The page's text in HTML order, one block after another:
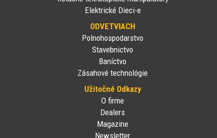
Elektrické Dieci-e
ODVETVIACH
Polnohospodarstvo
Stavebnictvo
Baníctvo
Zásahové technológie
Užitočné Odkazy
O firme
Dealers
Magazine
Newsletter